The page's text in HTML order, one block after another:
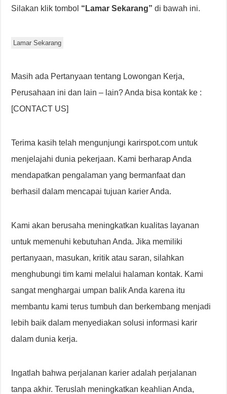
Silakan klik tombol “Lamar Sekarang” di bawah ini.
Lamar Sekarang
Masih ada Pertanyaan tentang Lowongan Kerja,
Perusahaan ini dan lain – lain? Anda bisa kontak ke :
[CONTACT US]
Terima kasih telah mengunjungi karirspot.com untuk
menjelajahi dunia pekerjaan. Kami berharap Anda
mendapatkan pengalaman yang bermanfaat dan
berhasil dalam mencapai tujuan karier Anda.
Kami akan berusaha meningkatkan kualitas layanan
untuk memenuhi kebutuhan Anda. Jika memiliki
pertanyaan, masukan, kritik atau saran, silahkan
menghubungi tim kami melalui halaman kontak. Kami
sangat menghargai umpan balik Anda karena itu
membantu kami terus tumbuh dan berkembang menjadi
lebih baik dalam menyediakan solusi informasi karir
dalam dunia kerja.
Ingatlah bahwa perjalanan karier adalah perjalanan
tanpa akhir. Teruslah meningkatkan keahlian Anda,